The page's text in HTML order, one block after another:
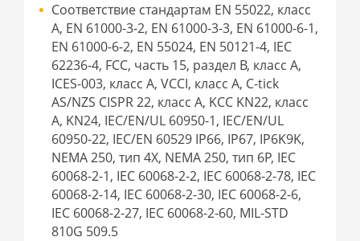
Соответствие стандартам EN 55022, класс
A, EN 61000-3-2, EN 61000-3-3, EN 61000-6-1,
EN 61000-6-2, EN 55024, EN 50121-4, IEC
62236-4, FCC, часть 15, раздел B, класс A,
ICES-003, класс A, VCCI, класс A, C-tick
AS/NZS CISPR 22, класс A, KCC KN22, класс
A, KN24, IEC/EN/UL 60950-1, IEC/EN/UL
60950-22, IEC/EN 60529 IP66, IP67, IP6K9K,
NEMA 250, тип 4X, NEMA 250, тип 6P, IEC
60068-2-1, IEC 60068-2-2, IEC 60068-2-78, IEC
60068-2-14, IEC 60068-2-30, IEC 60068-2-6,
IEC 60068-2-27, IEC 60068-2-60, MIL-STD
810G 509.5